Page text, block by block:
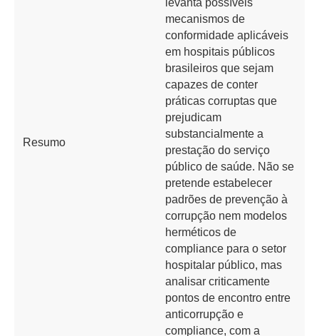
Resumo
levanta possíveis
mecanismos de
conformidade aplicáveis
em hospitais públicos
brasileiros que sejam
capazes de conter
práticas corruptas que
prejudicam
substancialmente a
prestação do serviço
público de saúde. Não se
pretende estabelecer
padrões de prevenção à
corrupção nem modelos
herméticos de
compliance para o setor
hospitalar público, mas
analisar criticamente
pontos de encontro entre
anticorrupção e
compliance, com a